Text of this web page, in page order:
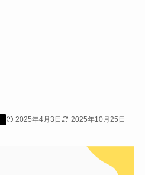
2025年4月3日 2025年10月25日